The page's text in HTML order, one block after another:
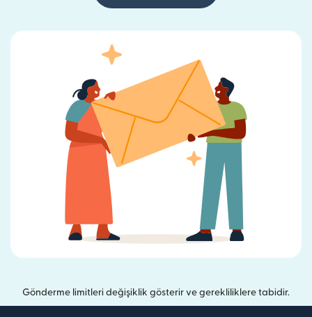
Gönderme limitleri değişiklik gösterir ve gerekliliklere tabidir.